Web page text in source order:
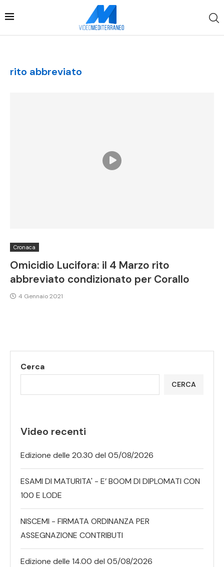
rito abbreviato
Cronaca
Omicidio Lucifora: il 4 Marzo rito
abbreviato condizionato per Corallo
4 Gennaio 2021
Cerca
CERCA
Video recenti
Edizione delle 20.30 del 05/08/2026
ESAMI DI MATURITA' - E’ BOOM DI DIPLOMATI CON
100 E LODE
NISCEMI - FIRMATA ORDINANZA PER
ASSEGNAZIONE CONTRIBUTI
Edizione delle 14.00 del 05/08/2026